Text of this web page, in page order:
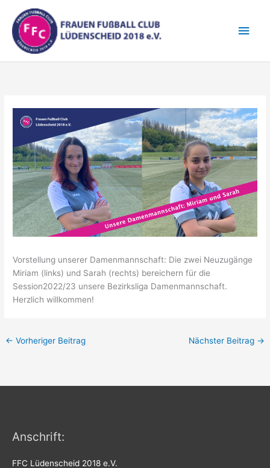
Inhalt
springen
Vorstellung unserer Damenmannschaft: Die zwei Neuzugänge
Miriam (links) und Sarah (rechts) bereichern für die
Session2022/23 unsere Bezirksliga Damenmannschaft.
Herzlich willkommen!
← Vorheriger Beitrag Nächster Beitrag →
Anschrift:
FFC Lüdenscheid 2018 e.V.